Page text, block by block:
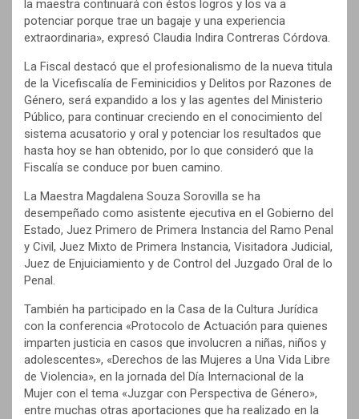
la maestra continuará con éstos logros y los va a
potenciar porque trae un bagaje y una experiencia
extraordinaria», expresó Claudia Indira Contreras Córdova.
La Fiscal destacó que el profesionalismo de la nueva titula
de la Vicefiscalía de Feminicidios y Delitos por Razones de
Género, será expandido a los y las agentes del Ministerio
Público, para continuar creciendo en el conocimiento del
sistema acusatorio y oral y potenciar los resultados que
hasta hoy se han obtenido, por lo que consideró que la
Fiscalía se conduce por buen camino.
La Maestra Magdalena Souza Sorovilla se ha
desempeñado como asistente ejecutiva en el Gobierno del
Estado, Juez Primero de Primera Instancia del Ramo Penal
y Civil, Juez Mixto de Primera Instancia, Visitadora Judicial,
Juez de Enjuiciamiento y de Control del Juzgado Oral de lo
Penal.
También ha participado en la Casa de la Cultura Jurídica
con la conferencia «Protocolo de Actuación para quienes
imparten justicia en casos que involucren a niñas, niños y
adolescentes», «Derechos de las Mujeres a Una Vida Libre
de Violencia», en la jornada del Día Internacional de la
Mujer con el tema «Juzgar con Perspectiva de Género»,
entre muchas otras aportaciones que ha realizado en la